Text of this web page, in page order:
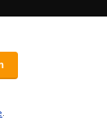
.